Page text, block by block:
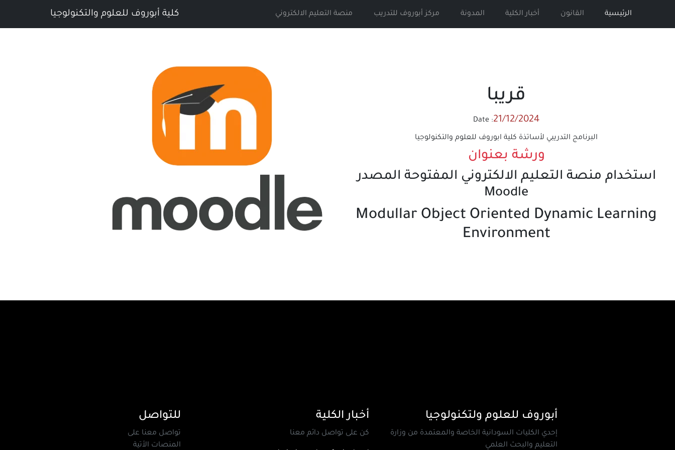
الرئيسية القانون أخبار الكلية المدونة مركز أبوروف للتدريب منصة التعليم الالكتروني كلية أبوروف للعلوم والتكنولوجيا
قريبا
Date :21/12/2024
البرنامج التدريبي لأساتذة كلية ابوروف للعلوم والتكنولوجيا
ورشة بعنوان
استخدام منصة التعليم الالكتروني المفتوحة المصدر
Moodle
Modullar Object Oriented Dynamic Learning
Environment
أبوروف للعلوم ولتكنولوجيا
إحدي الكليات السودانية الخاصة والمعتمدة من وزارة
التعليم والبحث العلمي
أخبار الكلية
كن على تواصل دائم معنا
للتواصل
تواصل معنا على
المنصات الأتية